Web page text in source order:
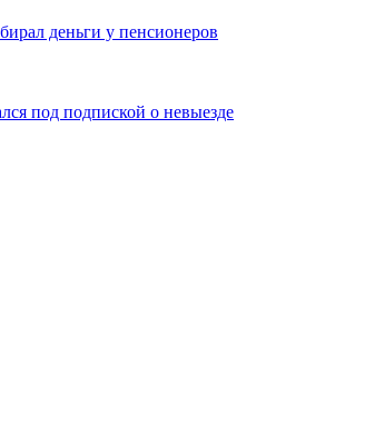
деньги у пенсионеров
под подпиской о невыезде